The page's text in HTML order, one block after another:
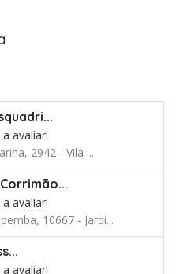
avaliar!
2942 - Vila ...
avaliar!
10667 - Jardi...
avaliar!